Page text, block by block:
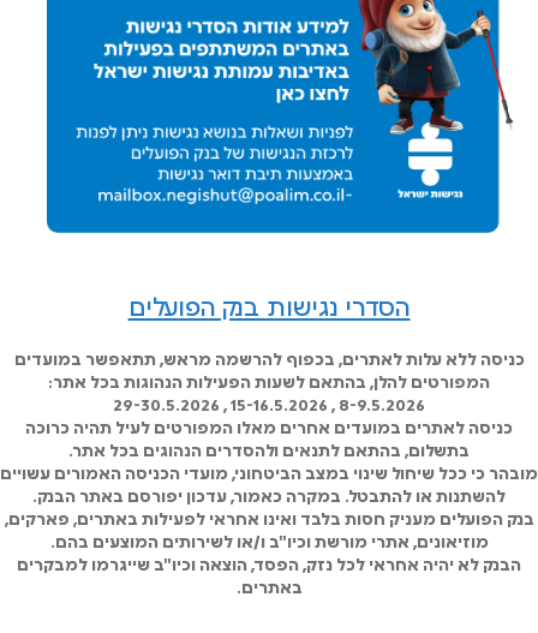
הסדרי נגישות בנק הפועלים
כניסה ללא עלות לאתרים, בכפוף להרשמה מראש, תתאפשר במועדים
המפורטים להלן, בהתאם לשעות הפעילות הנהוגות בכל אתר:
8-9.5.2026 , 15-16.5.2026 , 29-30.5.2026
כניסה לאתרים במועדים אחרים מאלו המפורטים לעיל תהיה כרוכה
בתשלום, בהתאם לתנאים ולהסדרים הנהוגים בכל אתר.
מובהר כי ככל שיחול שינוי במצב הביטחוני, מועדי הכניסה האמורים עשויים
להשתנות או להתבטל. במקרה כאמור, עדכון יפורסם באתר הבנק.
בנק הפועלים מעניק חסות בלבד ואינו אחראי לפעילות באתרים, פארקים,
מוזיאונים, אתרי מורשת וכיו"ב ו/או לשירותים המוצעים בהם.
הבנק לא יהיה אחראי לכל נזק, הפסד, הוצאה וכיו"ב שייגרמו למבקרים
באתרים.